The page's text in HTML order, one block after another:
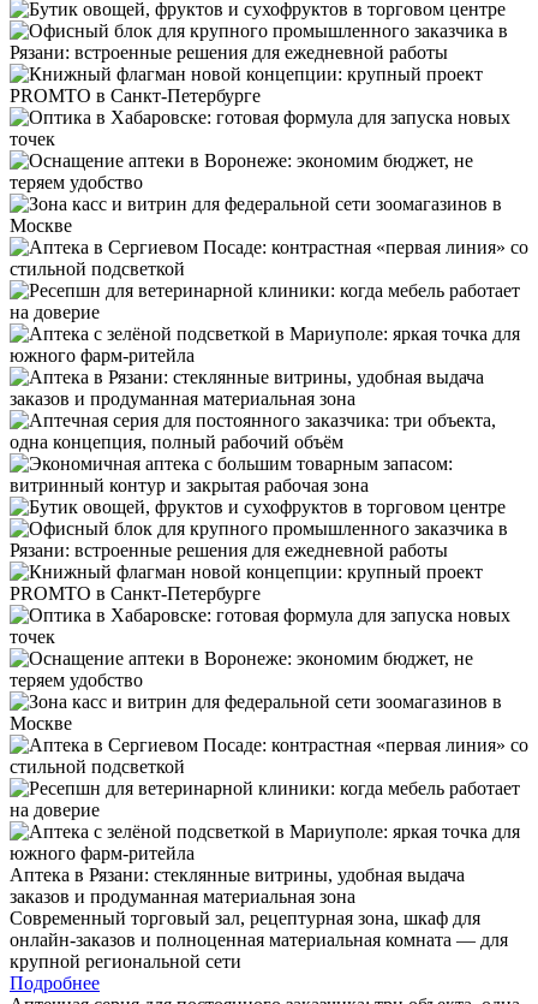
Аптека в Рязани: стеклянные витрины, удобная выдача
заказов и продуманная материальная зона
Современный торговый зал, рецептурная зона, шкаф для
онлайн-заказов и полноценная материальная комната — для
крупной региональной сети
Подробнее